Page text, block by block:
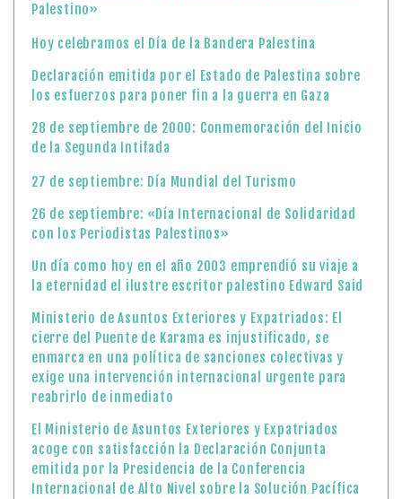
Palestino»
Hoy celebramos el Día de la Bandera Palestina
Declaración emitida por el Estado de Palestina sobre
los esfuerzos para poner fin a la guerra en Gaza
28 de septiembre de 2000: Conmemoración del Inicio
de la Segunda Intifada
27 de septiembre: Día Mundial del Turismo
26 de septiembre: «Día Internacional de Solidaridad
con los Periodistas Palestinos»
Un día como hoy en el año 2003 emprendió su viaje a
la eternidad el ilustre escritor palestino Edward Said
Ministerio de Asuntos Exteriores y Expatriados: El
cierre del Puente de Karama es injustificado, se
enmarca en una política de sanciones colectivas y
exige una intervención internacional urgente para
reabrirlo de inmediato
El Ministerio de Asuntos Exteriores y Expatriados
acoge con satisfacción la Declaración Conjunta
emitida por la Presidencia de la Conferencia
Internacional de Alto Nivel sobre la Solución Pacífica